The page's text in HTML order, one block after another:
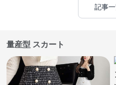
記事
量産型 スカート